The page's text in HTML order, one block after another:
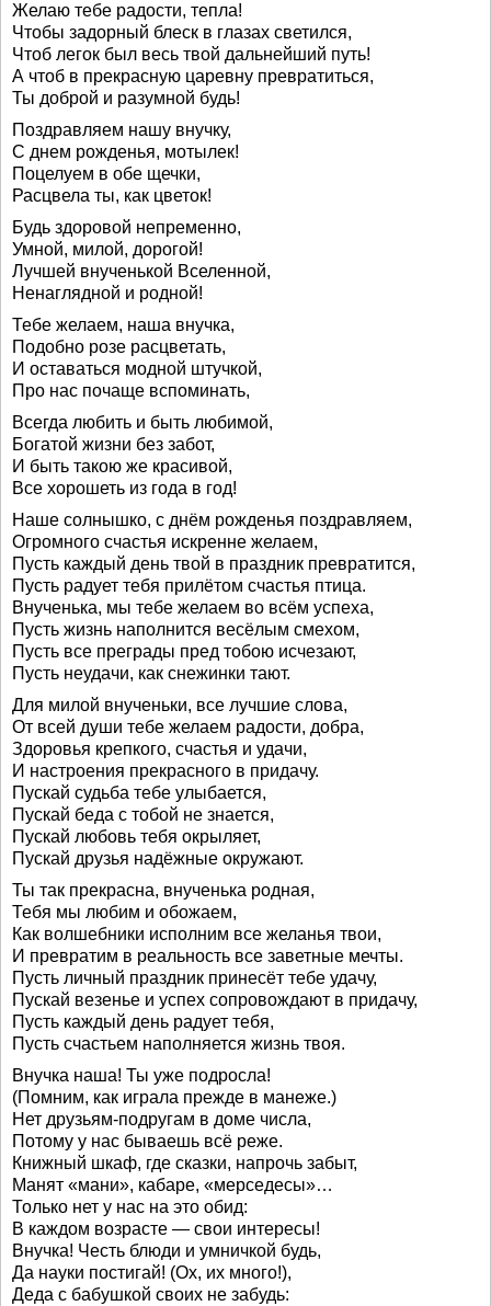
Желаю тебе радости, тепла!
Чтобы задорный блеск в глазах светился,
Чтоб легок был весь твой дальнейший путь!
А чтоб в прекрасную царевну превратиться,
Ты доброй и разумной будь!
Поздравляем нашу внучку,
С днем рожденья, мотылек!
Поцелуем в обе щечки,
Расцвела ты, как цветок!
Будь здоровой непременно,
Умной, милой, дорогой!
Лучшей внученькой Вселенной,
Ненаглядной и родной!
Тебе желаем, наша внучка,
Подобно розе расцветать,
И оставаться модной штучкой,
Про нас почаще вспоминать,
Всегда любить и быть любимой,
Богатой жизни без забот,
И быть такою же красивой,
Все хорошеть из года в год!
Наше солнышко, с днём рожденья поздравляем,
Огромного счастья искренне желаем,
Пусть каждый день твой в праздник превратится,
Пусть радует тебя прилётом счастья птица.
Внученька, мы тебе желаем во всём успеха,
Пусть жизнь наполнится весёлым смехом,
Пусть все преграды пред тобою исчезают,
Пусть неудачи, как снежинки тают.
Для милой внученьки, все лучшие слова,
От всей души тебе желаем радости, добра,
Здоровья крепкого, счастья и удачи,
И настроения прекрасного в придачу.
Пускай судьба тебе улыбается,
Пускай беда с тобой не знается,
Пускай любовь тебя окрыляет,
Пускай друзья надёжные окружают.
Ты так прекрасна, внученька родная,
Тебя мы любим и обожаем,
Как волшебники исполним все желанья твои,
И превратим в реальность все заветные мечты.
Пусть личный праздник принесёт тебе удачу,
Пускай везенье и успех сопровождают в придачу,
Пусть каждый день радует тебя,
Пусть счастьем наполняется жизнь твоя.
Внучка наша! Ты уже подросла!
(Помним, как играла прежде в манеже.)
Нет друзьям-подругам в доме числа,
Потому у нас бываешь всё реже.
Книжный шкаф, где сказки, напрочь забыт,
Манят «мани», кабаре, «мерседесы»…
Только нет у нас на это обид:
В каждом возрасте — свои интересы!
Внучка! Честь блюди и умничкой будь,
Да науки постигай! (Ох, их много!),
Деда с бабушкой своих не забудь: